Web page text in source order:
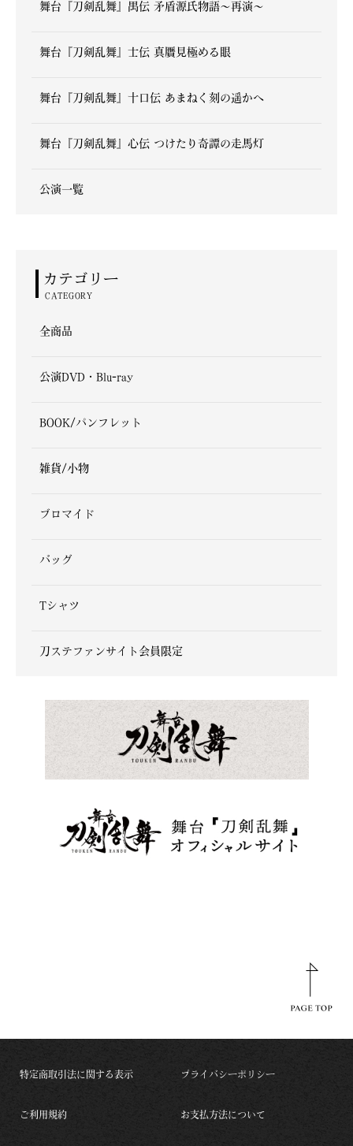
舞台『刀剣乱舞』禺伝 矛盾源氏物語～再演～
舞台『刀剣乱舞』士伝 真贋見極める眼
舞台『刀剣乱舞』十口伝 あまねく刻の遥かへ
舞台『刀剣乱舞』心伝 つけたり奇譚の走馬灯
公演一覧
カテゴリー
CATEGORY
全商品
公演DVD・Blu-ray
BOOK/パンフレット
雑貨/小物
ブロマイド
バッグ
Tシャツ
刀ステファンサイト会員限定
特定商取引法に関する表示 プライバシーポリシー
ご利用規約 お支払方法について